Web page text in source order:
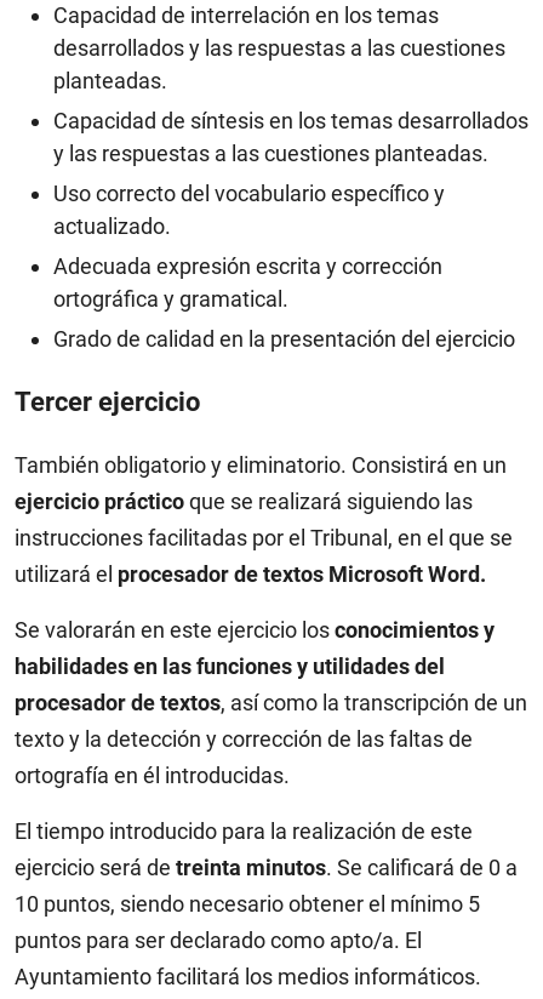
Capacidad de interrelación en los temas
desarrollados y las respuestas a las cuestiones
planteadas.
Capacidad de síntesis en los temas desarrollados
y las respuestas a las cuestiones planteadas.
Uso correcto del vocabulario específico y
actualizado.
Adecuada expresión escrita y corrección
ortográfica y gramatical.
Grado de calidad en la presentación del ejercicio
Tercer ejercicio
También obligatorio y eliminatorio. Consistirá en un
ejercicio prácticoque se realizará siguiendo las
instrucciones facilitadas por el Tribunal, en el que se
utilizará el procesador de textos Microsoft Word.
Se valorarán en este ejercicio losconocimientos y
habilidades en las funciones y utilidades del
procesador de textos, así como la transcripción de un
texto y la detección y corrección de las faltas de
ortografía en él introducidas.
El tiempo introducido para la realización de este
ejercicio será de treinta minutos. Se calificará de 0 a
10 puntos, siendo necesario obtener el mínimo 5
puntos para ser declarado como apto/a. El
Ayuntamiento facilitará los medios informáticos.